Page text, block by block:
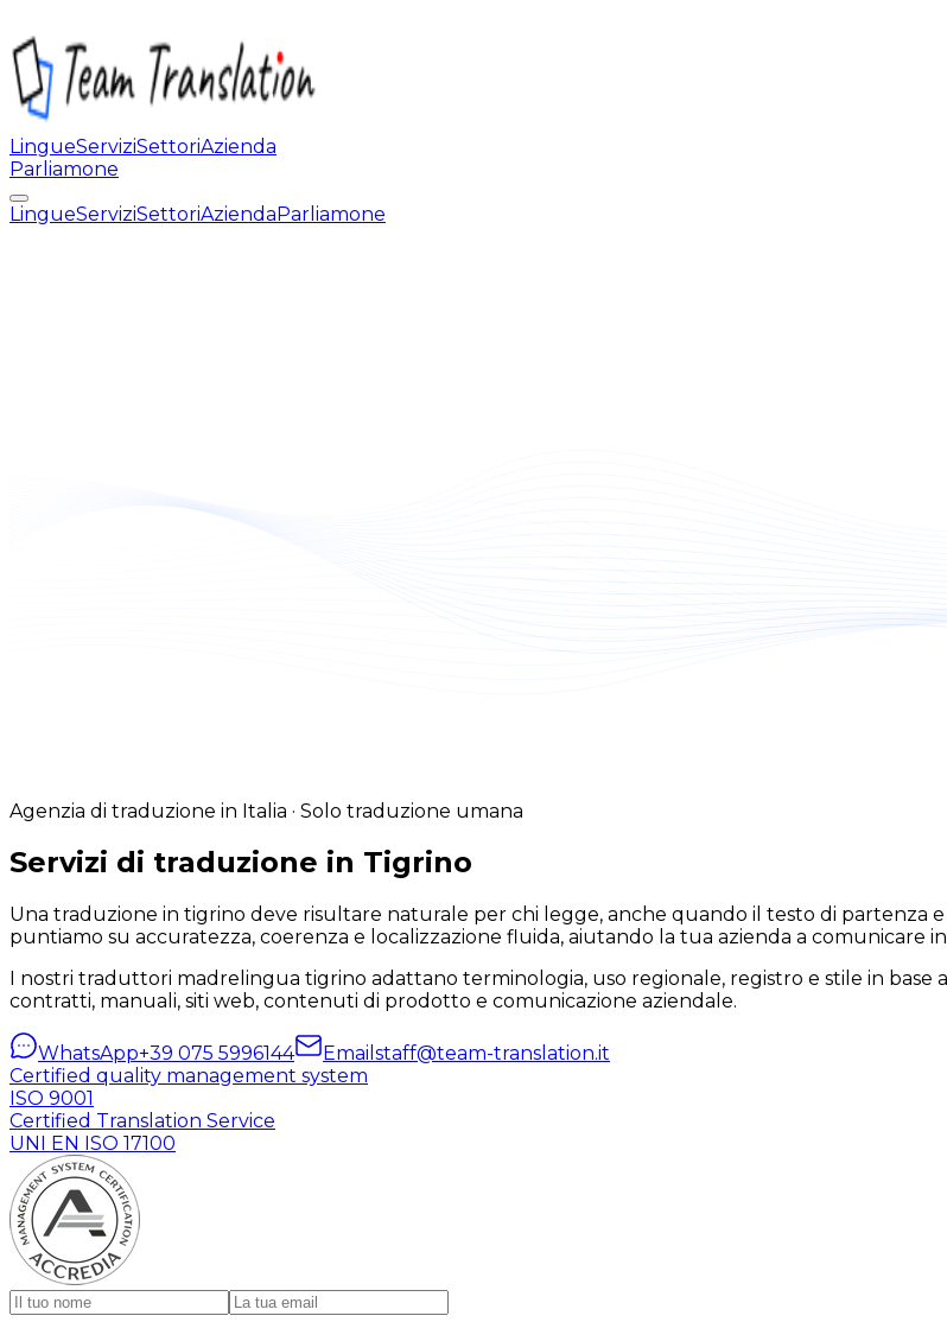
LingueServiziSettoriAzienda
Parliamone
LingueServiziSettoriAziendaParliamone
Agenzia di traduzione in Italia · Solo traduzione umana
Servizi di traduzione in Tigrino
Una traduzione in tigrino deve risultare naturale per chi legge, anche quando il testo di partenza
puntiamo su accuratezza, coerenza e localizzazione fluida, aiutando la tua azienda a comunicare
I nostri traduttori madrelingua tigrino adattano terminologia, uso regionale, registro e stile in
contratti, manuali, siti web, contenuti di prodotto e comunicazione aziendale.
WhatsApp+39 075 5996144 Email staff@team-translation.it
Certified quality management system
ISO 9001
Certified Translation Service
UNI EN ISO 17100